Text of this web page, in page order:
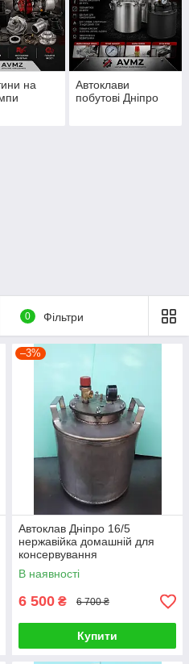
на
Автоклави
побутові Дніпро
0 Фільтри
–3%
Автоклав Дніпро 16/5
нержавійка домашній для
консервування
В наявності
6 500 ₴ 6 700 ₴
Купити